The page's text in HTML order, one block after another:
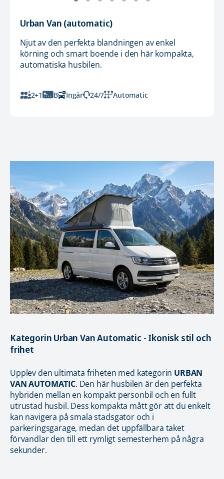
Urban Van (automatic)
Njut av den perfekta blandningen av enkel
körning och smart boende i den här kompakta,
automatiska husbilen.
2+1 B Ingår 24/7 Automatic
Kategorin Urban Van Automatic - Ikonisk stil och
frihet
Upplev den ultimata friheten med kategorin URBAN
VANAUTOMATIC. Den här husbilen är den perfekta
hybriden mellan en kompakt personbil och en fullt
utrustad husbil. Dess kompakta mått gör att du enkelt
kan navigera på smala stadsgator och i
parkeringsgarage, medan det uppfällbara taket
förvandlar den till ett rymligt semesterhem på några
sekunder.